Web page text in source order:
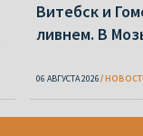
Витебск и
ливнем. В
06 АВГУСТА 2026